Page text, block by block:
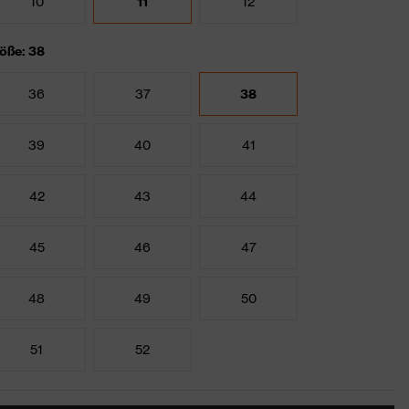
38
36 37 38
39 40 41
42 43 44
45 46 47
48 49 50
51 52